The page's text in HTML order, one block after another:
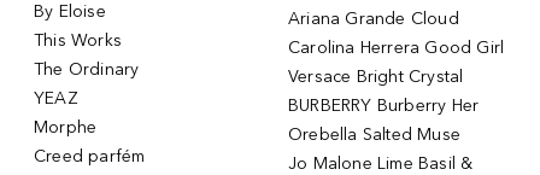
By Eloise
This Works
The Ordinary
YEAZ
Morphe
Creed parfém
Ariana Grande Cloud
Carolina Herrera Good Girl
Versace Bright Crystal
BURBERRY Burberry Her
Orebella Salted Muse
Jo Malone Lime Basil &